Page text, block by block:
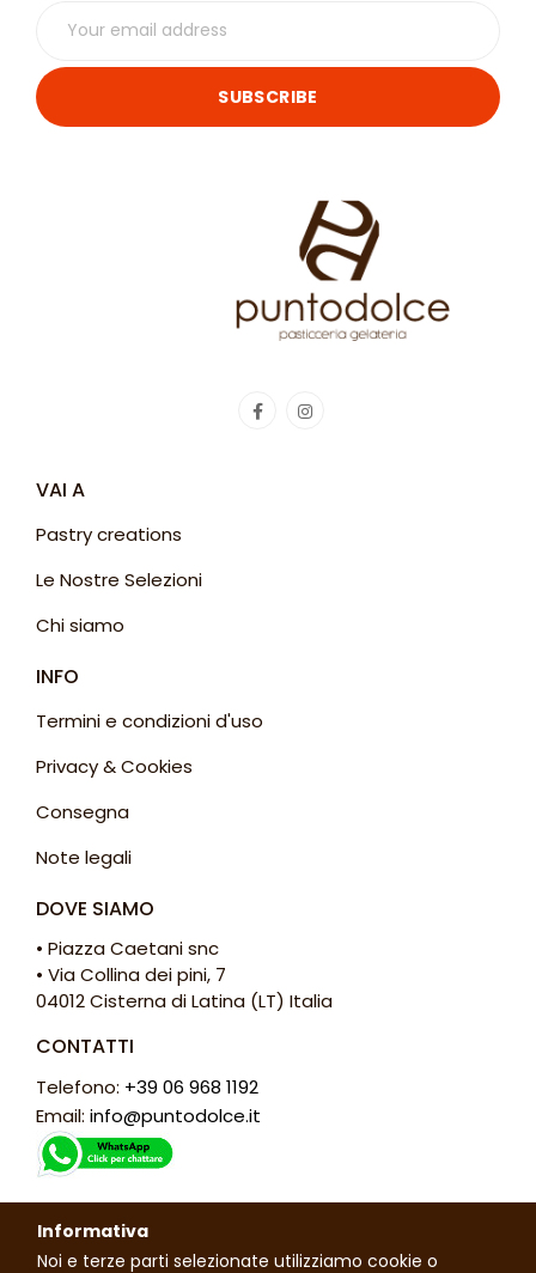
SUBSCRIBE
VAI A
Pastry creations
Le Nostre Selezioni
Chi siamo
INFO
Termini e condizioni d'uso
Privacy & Cookies
Consegna
Note legali
DOVE SIAMO
• Piazza Caetani snc
• Via Collina dei pini, 7
04012 Cisterna di Latina (LT) Italia
CONTATTI
Telefono: +39 06 968 1192
Email: info@puntodolce.it
ORARI
Lunedì: chiuso
Informativa
Noi e terze parti selezionate utilizziamo cookie o